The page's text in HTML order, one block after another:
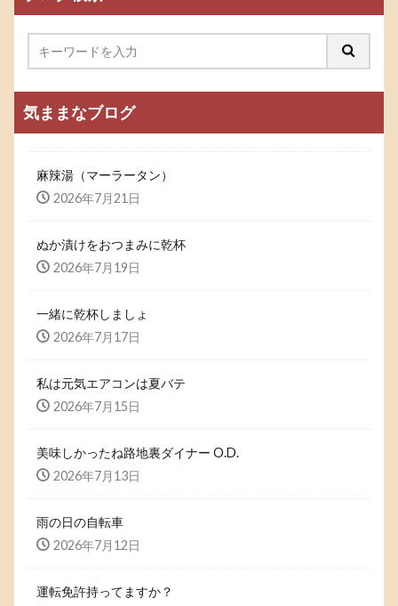
気ままなブログ
麻辣湯（マーラータン）
2026年7月21日
ぬか漬けをおつまみに乾杯
2026年7月19日
一緒に乾杯しましょ
2026年7月17日
私は元気エアコンは夏バテ
2026年7月15日
美味しかったね路地裏ダイナー O.D.
2026年7月13日
雨の日の自転車
2026年7月12日
運転免許持ってますか？